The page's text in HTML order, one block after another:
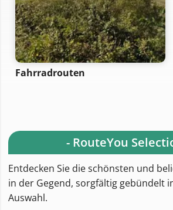
Fahrradrouten
- RouteYou
Entdecken Sie die schönsten und
in der Gegend, sorgfältig gebündelt
Auswahl.